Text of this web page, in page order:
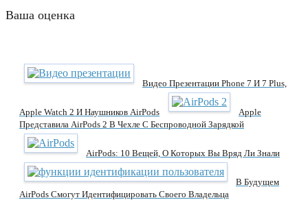
Ваша оценка
Видео Презентации Phone 7 И 7 Plus,
Apple Watch 2 И Наушников AirPods
Apple
Представила AirPods 2 В Чехле С Беспроводной Зарядкой
AirPods: 10 Вещей, О Которых Вы Вряд Ли Знали
В Будущем
AirPods Смогут Идентифицировать Своего Владельца